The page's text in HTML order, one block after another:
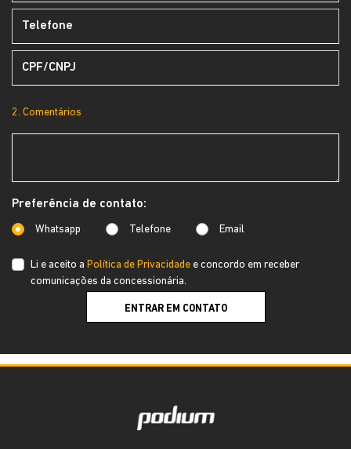
2. Comentários
Preferência de contato:
Whatsapp Telefone Email
Li e aceito a Política de Privacidade e concordo em receber
comunicações da concessionária.
ENTRAR EM CONTATO